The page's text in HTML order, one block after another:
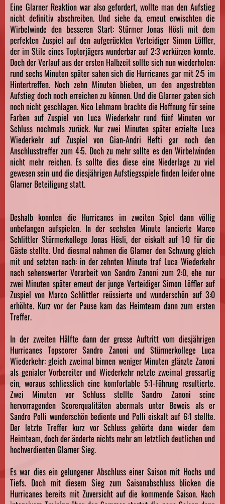
Eine Glarner Reaktion war also gefordert, wollte man den Aufstieg
nicht definitiv abschreiben. Und siehe da, erneut erwischten die
Wirbelwinde den besseren Start: Stürmer Jonas Hösli mit dem
perfekten Zuspiel auf den aufgerückten Verteidiger Simon Löffler,
der im Stile eines Toptorjägers wunderbar auf 2:3 verkürzen konnte.
Doch der Verlauf aus der ersten Halbzeit sollte sich nun wiederholen:
rund sechs Minuten später sahen sich die Hurricanes gar mit 2:5 im
Hintertreffen. Noch zehn Minuten blieben, um den angestrebten
Aufstieg doch noch erreichen zu können. Und die Glarner gaben sich
noch nicht geschlagen. Nico Lehmann brachte die Hoffnung für seine
Farben auf Zuspiel von Luca Wiederkehr rund fünf Minuten vor
Schluss nochmals zurück. Nur zwei Minuten später erzielte Luca
Wiederkehr auf Zuspiel von Gian-Andri Hefti gar noch den
Anschlusstreffer zum 4:5. Doch zu mehr sollte es den Wirbelwinden
nicht mehr reichen. Es sollte dies diese eine Niederlage zu viel
gewesen sein und die diesjährigen Aufstiegsspiele finden leider ohne
Glarner Beteiligung statt.
Deshalb konnten die Hurricanes im zweiten Spiel dann völlig
unbefangen aufspielen. In der sechsten Minute lancierte Marco
Schlittler Stürmerkollege Jonas Hösli, der eiskalt auf 1:0 für die
Gäste stellte. Und diesmal nahmen die Glarner den Schwung gleich
mit und setzten nach: in der zehnten Minute traf Luca Wiederkehr
nach sehenswerter Vorarbeit von Sandro Zanoni zum 2:0, ehe nur
zwei Minuten später erneut der junge Verteidiger Simon Löffler auf
Zuspiel von Marco Schlittler reüssierte und wunderschön auf 3:0
erhöhte. Kurz vor der Pause kam das Heimteam dann zum ersten
Treffer.
In der zweiten Hälfte dann der grosse Auftritt vom diesjährigen
Hurricanes Topscorer Sandro Zanoni und Stürmerkollege Luca
Wiederkehr: gleich zweimal binnen weniger Minuten glänzte Zanoni
als genialer Vorbereiter und Wiederkehr netzte zweimal grossartig
ein, woraus schliesslich eine komfortable 5:1-Führung resultierte.
Zwei Minuten vor Schluss stellte Sandro Zanoni seine
hervorragenden Scorerqualitäten abermals unter Beweis als er
Sandro Polli wunderschön bediente und Polli eiskalt auf 6:1 stellte.
Der letzte Treffer kurz vor Schluss gehörte dann wieder dem
Heimteam, doch der änderte nichts mehr am letztlich deutlichen und
hochverdienten Glarner Sieg.
Es war dies ein gelungener Abschluss einer Saison mit Hochs und
Tiefs. Doch mit diesem Sieg zum Saisonabschluss blicken die
Hurricanes bereits mit Zuversicht auf die kommende Saison. Nach